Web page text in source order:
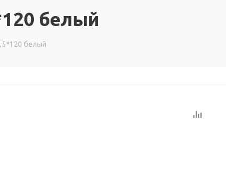
белый
белый